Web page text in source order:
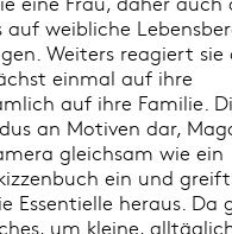
auf weibliche
Weiters reagiert sie
einmal auf ihre
auf ihre Familie.
an Motiven dar,
gleichsam wie ein
ein und
Essentielle heraus. Da
um kleine,